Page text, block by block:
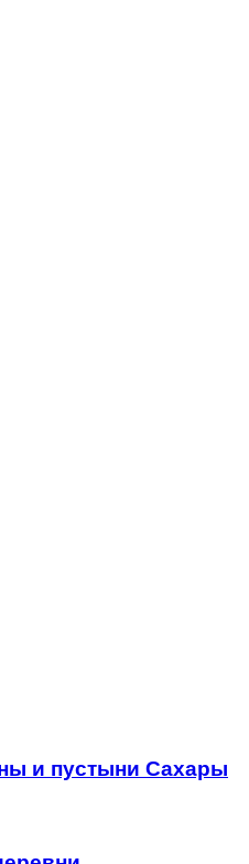
и пустыни Сахары